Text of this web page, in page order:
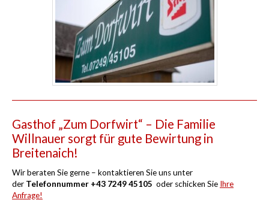
Gasthof „Zum Dorfwirt“ – Die Familie
Willnauer sorgt für gute Bewirtung in
Breitenaich!
Wir beraten Sie gerne – kontaktieren Sie uns unter
der Telefonnummer +43 7249 45105 oder schicken Sie Ihre
Anfrage!